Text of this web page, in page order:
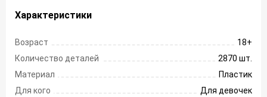
Характеристики
Возраст
18+
Количество деталей
2870 шт.
Материал
Пластик
Для кого
Для девочек